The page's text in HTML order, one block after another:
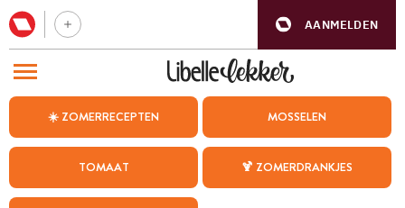
AANMELDEN
☀️ ZOMERRECEPTEN MOSSELEN
TOMAAT 🍹 ZOMERDRANKJES
BEZOEK ONZE ANDERE WEBSITES
WEEKMENU